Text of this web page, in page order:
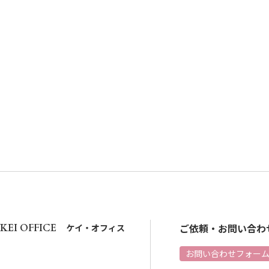
KEI OFFICE ケイ・オフィス ご依頼・お問い合わ
お問い合わせフォーム